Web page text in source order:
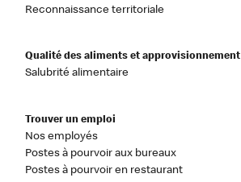
Reconnaissance territoriale
Qualité des aliments et approvisionnement
Salubrité alimentaire
Trouver un emploi
Nos employés
Postes à pourvoir aux bureaux
Postes à pourvoir en restaurant